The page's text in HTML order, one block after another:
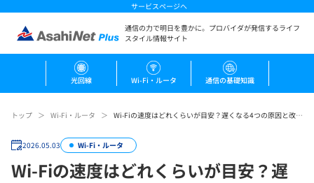
通信の力で明日を豊かに。 プロバイダが発信するライフ
スタイル情報サイト
サービスページへ
光回線 Wi-Fi・ルータ 通信の基礎知識
トップ Wi-Fi・ルータ Wi-Fiの速度はどれくらいが目安？遅くなる4つの原因と改善方法
2026.05.03 Wi-Fi・ルータ
Wi-Fiの速度はどれくらいが目安？遅